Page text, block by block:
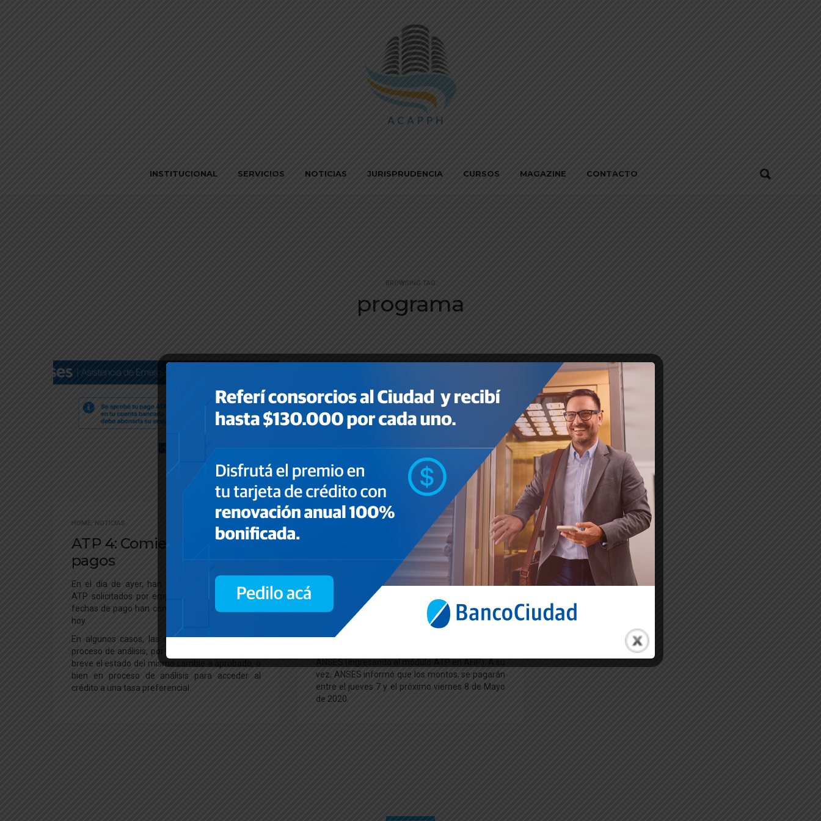
INSTITUCIONAL SERVICIOS NOTICIAS JURISPRUDENCIA CURSOS MAGAZINE CONTACTO
BROWSING TAG
programa
HOME NOTICIAS
ATP 4: Comienzan los
pagos
En el día de ayer, han salido aprobados varios
ATP solicitados por empleadores. Las primeras
fechas de pago han comenzado desde el día de
hoy.
En algunos casos, las solicitudes continuan en
proceso de análisis, por lo que se espera que en
breve el estado del mismo cambie a aprobado, o
bien en proceso de análisis para acceder al
crédito a una tasa preferencial.
ATP: ANSES pagará el
jueves y viernes el 50% de
los salarios de privados
Quienes se hayan anotado en programa ATP y
hayan recibido la notificación de aprobación
(recordamos que deben ingresar en la web de
AFIP, en DOMICILIO FISCAL ELECTRONICO),
vez, ANSES informó que los montos, se pagarán
entre el jueves 7 y el próximo viernes 8 de Mayo
de 2020.